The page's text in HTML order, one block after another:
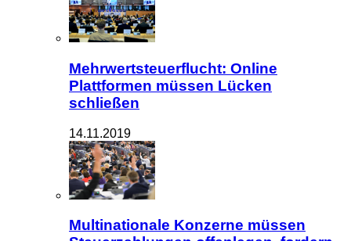
Mehrwertsteuerflucht: Online
Plattformen müssen Lücken
schließen
14.11.2019
Multinationale Konzerne müssen